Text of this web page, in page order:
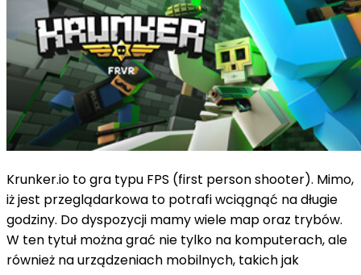
Krunker.io to gra typu FPS (first person shooter). Mimo,
iż jest przeglądarkowa to potrafi wciągnąć na długie
godziny. Do dyspozycji mamy wiele map oraz trybów.
W ten tytuł można grać nie tylko na komputerach, ale
również na urządzeniach mobilnych, takich jak